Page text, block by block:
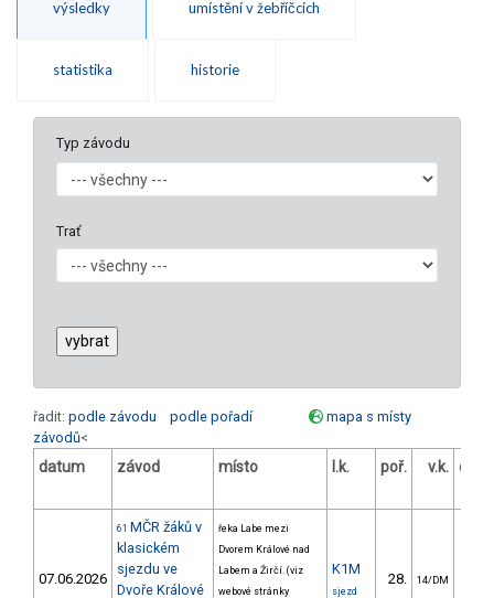
výsledky umístění v žebříčcích
statistika historie
Typ závodu
Trať
řadit: podle závodu podle pořadí
mapa s místy
závodů<
datum závod místo l.k. poř. v.k.
07.06.2026
61 MČR žáků v
klasickém
sjezdu ve
Dvoře Králové
řeka Labe mezi
Dvorem Králové nad
Labem a Žirčí. (viz
webové stránky
K1M
sjezd
28. 14/DM